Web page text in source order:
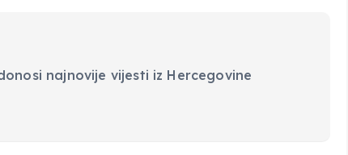
najnovije vijesti iz Hercegovine